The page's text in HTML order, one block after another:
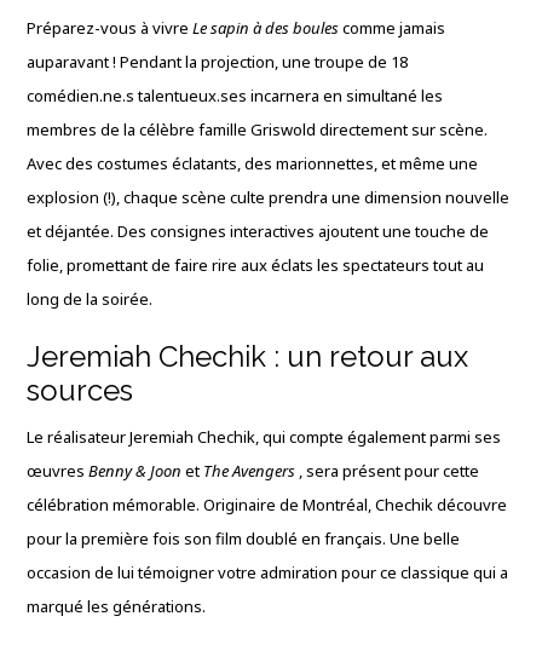
Préparez-vous à vivreLe sapin à des boulescomme jamais
auparavant ! Pendant la projection, une troupe de 18
comédien.ne.s talentueux.ses incarnera en simultané les
membres de la célèbre famille Griswold directement sur scène.
Avec des costumes éclatants, des marionnettes, et même une
explosion (!), chaque scène culte prendra une dimension nouvelle
et déjantée. Des consignes interactives ajoutent une touche de
folie, promettant de faire rire aux éclats les spectateurs tout au
long de la soirée.
Jeremiah Chechik : un retour aux
sources
Le réalisateur Jeremiah Chechik, qui compte également parmi ses
œuvresBenny & Joon et The Avengers , sera présent pour cette
célébration mémorable. Originaire de Montréal, Chechik découvre
pour la première fois son film doublé en français. Une belle
occasion de lui témoigner votre admiration pour ce classique qui a
marqué les générations.